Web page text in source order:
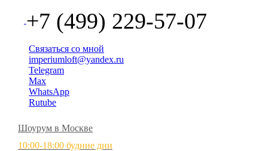
+7 (499) 229-57-07
Связаться со мной
imperiumloft@yandex.ru
Telegram
Max
WhatsApp
Rutube
Шоурум в Москве
10:00-18:00 будние дни